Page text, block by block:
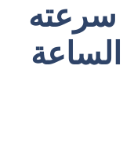
سرعته
الساعة